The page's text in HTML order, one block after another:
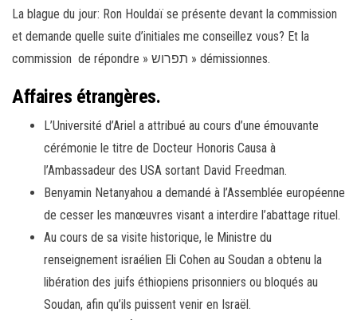
La blague du jour: Ron Houldaï se présente devant la commission
et demande quelle suite d’initiales me conseillez vous? Et la
commission de répondre » תפרוש » démissionnes.
Affaires étrangères.
L’Université d’Ariel a attribué au cours d’une émouvante
cérémonie le titre de Docteur Honoris Causa à
l’Ambassadeur des USA sortant David Freedman.
Benyamin Netanyahou a demandé à l’Assemblée européenne
de cesser les manœuvres visant a interdire l’abattage rituel.
Au cours de sa visite historique, le Ministre du
renseignement israélien Eli Cohen au Soudan a obtenu la
libération des juifs éthiopiens prisonniers ou bloqués au
Soudan, afin qu’ils puissent venir en Israël.